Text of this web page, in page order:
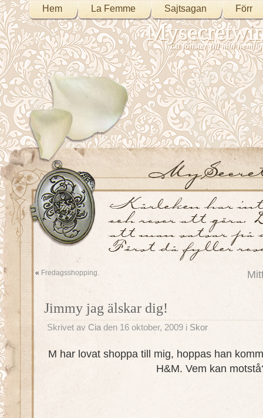
Hem La Femme Sajtsagan Förr
Ett fönster till min
« Fredagsshopping.
Jimmy jag älskar dig!
Skrivet av Cia den 16 oktober, 2009 i Skor
M har lovat shoppa till mig, hoppas han
H&M. Vem kan